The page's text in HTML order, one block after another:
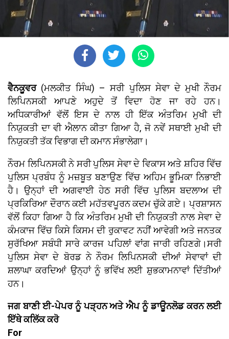
ਵੈਨਕੂਵਰ(ਮਲਕੀਤ ਸਿੰਘ) – ਸਰੀ ਪੁਲਿਸ ਸੇਵਾ ਦੇ ਮੁਖੀ ਨੌਰਮ
ਲਿਪਿਨਸਕੀ ਆਪਣੇ ਅਹੁਦੇ ਤੋਂ ਵਿਦਾ ਹੋਣ ਜਾ ਰਹੇ ਹਨ।
ਅਧਿਕਾਰੀਆਂ ਵੱਲੋਂ ਇਸ ਦੇ ਨਾਲ ਹੀ ਇੱਕ ਅੰਤਰਿਮ ਮੁਖੀ ਦੀ
ਨਿਯੁਕਤੀ ਦਾ ਵੀ ਐਲਾਨ ਕੀਤਾ ਗਿਆ ਹੈ, ਜੋ ਨਵੇਂ ਸਥਾਈ ਮੁਖੀ ਦੀ
ਨਿਯੁਕਤੀ ਤੱਕ ਵਿਭਾਗ ਦੀ ਕਮਾਨ ਸੰਭਾਲੇਗਾ।
ਨੌਰਮ ਲਿਪਿਨਸਕੀ ਨੇ ਸਰੀ ਪੁਲਿਸ ਸੇਵਾ ਦੇ ਵਿਕਾਸ ਅਤੇ ਸ਼ਹਿਰ ਵਿੱਚ
ਪੁਲਿਸ ਪ੍ਰਬੰਧ ਨੂੰ ਮਜ਼ਬੂਤ ਬਣਾਉਣ ਵਿੱਚ ਅਹਿਮ ਭੂਮਿਕਾ ਨਿਭਾਈ
ਹੈ। ਉਨ੍ਹਾਂ ਦੀ ਅਗਵਾਈ ਹੇਠ ਸਰੀ ਵਿੱਚ ਪੁਲਿਸ ਬਦਲਾਅ ਦੀ
ਪ੍ਰਕਿਰਿਆ ਦੌਰਾਨ ਕਈ ਮਹੱਤਵਪੂਰਨ ਕਦਮ ਚੁੱਕੇ ਗਏ। ਪ੍ਰਸ਼ਾਸਨ
ਵੱਲੋਂ ਕਿਹਾ ਗਿਆ ਹੈ ਕਿ ਅੰਤਰਿਮ ਮੁਖੀ ਦੀ ਨਿਯੁਕਤੀ ਨਾਲ ਸੇਵਾ ਦੇ
ਕੰਮਕਾਜ ਵਿੱਚ ਕਿਸੇ ਕਿਸਮ ਦੀ ਰੁਕਾਵਟ ਨਹੀਂ ਆਵੇਗੀ ਅਤੇ ਜਨਤਕ
ਸੁਰੱਖਿਆ ਸਬੰਧੀ ਸਾਰੇ ਕਾਰਜ ਪਹਿਲਾਂ ਵਾਂਗ ਜਾਰੀ ਰਹਿਣਗੇ।ਸਰੀ
ਪੁਲਿਸ ਸੇਵਾ ਦੇ ਬੋਰਡ ਨੇ ਨੌਰਮ ਲਿਪਿਨਸਕੀ ਦੀਆਂ ਸੇਵਾਵਾਂ ਦੀ
ਸ਼ਲਾਘਾ ਕਰਦਿਆਂ ਉਨ੍ਹਾਂ ਨੂੰ ਭਵਿੱਖ ਲਈ ਸ਼ੁਭਕਾਮਨਾਵਾਂ ਦਿੱਤੀਆਂ
ਹਨ।
ਜਗ ਬਾਣੀ ਈ-ਪੇਪਰ ਨੂੰ ਪੜ੍ਹਨ ਅਤੇ ਐਪ ਨੂੰ ਡਾਊਨਲੋਡ ਕਰਨ ਲਈ
ਇੱਥੇ ਕਲਿੱਕ ਕਰੋ
For